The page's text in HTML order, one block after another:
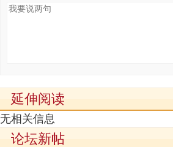
延伸阅读
无相关信息
论坛新帖